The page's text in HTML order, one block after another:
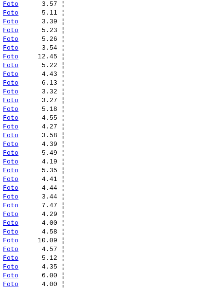
Foto
      3.57 ¦
Foto
      5.11 ¦
Foto
      3.39 ¦
Foto
      5.23 ¦
Foto
      5.26 ¦
Foto
      3.54 ¦
Foto
     12.45 ¦
Foto
      5.22 ¦
Foto
      4.43 ¦
Foto
      6.13 ¦
Foto
      3.32 ¦
Foto
      3.27 ¦
Foto
      5.18 ¦
Foto
      4.55 ¦
Foto
      4.27 ¦
Foto
      3.58 ¦
Foto
      4.39 ¦
Foto
      5.49 ¦
Foto
      4.19 ¦
Foto
      5.35 ¦
Foto
      4.41 ¦
Foto
      4.44 ¦
Foto
      3.44 ¦
Foto
      7.47 ¦
Foto
      4.29 ¦
Foto
      4.00 ¦
Foto
      4.58 ¦
Foto
     10.09 ¦
Foto
      4.57 ¦
Foto
      5.12 ¦
Foto
      4.35 ¦
Foto
      6.00 ¦
Foto
      4.00 ¦